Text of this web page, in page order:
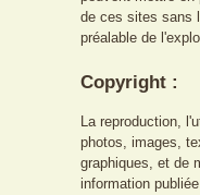
de ces sites sans
préalable de
Copyright :
La reproduction,
photos, images,
graphiques, et de
information